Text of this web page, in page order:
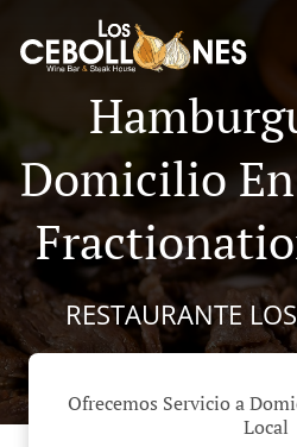
Domicilio
RESTAURANTE
Ofrecemos Servicio a
Local